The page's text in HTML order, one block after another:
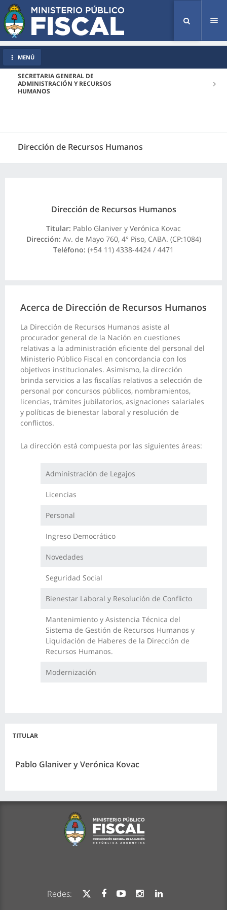
SECRETARIA GENERAL DE
ADMINISTRACIÓN Y RECURSOS
HUMANOS
Dirección de Recursos Humanos
MENÚ
Dirección de Recursos Humanos
Titular: Pablo Glaniver y Verónica Kovac
Dirección: Av. de Mayo 760, 4° Piso, CABA. (CP:1084)
Teléfono: (+54 11) 4338-4424 / 4471
Acerca de Dirección de Recursos Humanos
La Dirección de Recursos Humanos asiste al
procurador general de la Nación en cuestiones
relativas a la administración eficiente del personal del
Ministerio Público Fiscal en concordancia con los
objetivos institucionales. Asimismo, la dirección
brinda servicios a las fiscalías relativos a selección de
personal por concursos públicos, nombramientos,
licencias, trámites jubilatorios, asignaciones salariales
y políticas de bienestar laboral y resolución de
conflictos.
La dirección está compuesta por las siguientes áreas:
Administración de Legajos
Licencias
Personal
Ingreso Democrático
Novedades
Seguridad Social
Bienestar Laboral y Resolución de Conflicto
Mantenimiento y Asistencia Técnica del
Sistema de Gestión de Recursos Humanos y
Liquidación de Haberes de la Dirección de
Recursos Humanos.
Modernización
TITULAR
Pablo Glaniver y Verónica Kovac
Redes: